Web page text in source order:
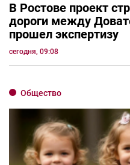
В Ростове проект
дороги между
прошел экспертизу
сегодня, 09:08
Общество